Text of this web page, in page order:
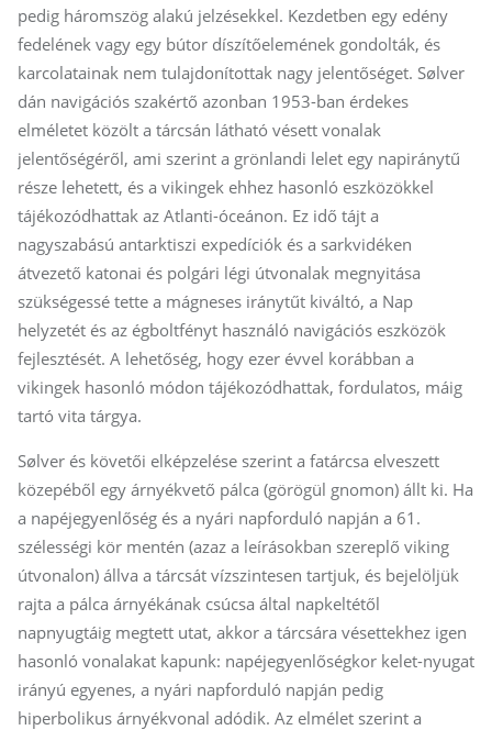
pedig háromszög alakú jelzésekkel. Kezdetben egy edény
fedelének vagy egy bútor díszítőelemének gondolták, és
karcolatainak nem tulajdonítottak nagy jelentőséget. Sølver
dán navigációs szakértő azonban 1953-ban érdekes
elméletet közölt a tárcsán látható vésett vonalak
jelentőségéről, ami szerint a grönlandi lelet egy napiránytű
része lehetett, és a vikingek ehhez hasonló eszközökkel
tájékozódhattak az Atlanti-óceánon. Ez idő tájt a
nagyszabású antarktiszi expedíciók és a sarkvidéken
átvezető katonai és polgári légi útvonalak megnyitása
szükségessé tette a mágneses iránytűt kiváltó, a Nap
helyzetét és az égboltfényt használó navigációs eszközök
fejlesztését. A lehetőség, hogy ezer évvel korábban a
vikingek hasonló módon tájékozódhattak, fordulatos, máig
tartó vita tárgya.
Sølver és követői elképzelése szerint a fatárcsa elveszett
közepéből egy árnyékvető pálca (görögül gnomon) állt ki. Ha
a napéjegyenlőség és a nyári napforduló napján a 61.
szélességi kör mentén (azaz a leírásokban szereplő viking
útvonalon) állva a tárcsát vízszintesen tartjuk, és bejelöljük
rajta a pálca árnyékának csúcsa által napkeltétől
napnyugtáig megtett utat, akkor a tárcsára vésettekhez igen
hasonló vonalakat kapunk: napéjegyenlőségkor kelet-nyugat
irányú egyenes, a nyári napforduló napján pedig
hiperbolikus árnyékvonal adódik. Az elmélet szerint a